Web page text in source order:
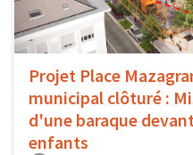
Projet Place
municipal clôturé :
d'une baraque
enfants